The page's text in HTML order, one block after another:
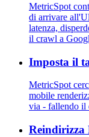
MetricSpot
di arrivare
latenza,
il crawl a
Imposta il
MetricSpot
mobile
via - fallendo il
Reindirizza